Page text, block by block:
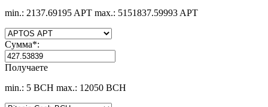
min.: 2137.69195 APT max.: 5151837.59993 APT
Сумма*:
Получаете
min.: 5 BCH max.: 12050 BCH